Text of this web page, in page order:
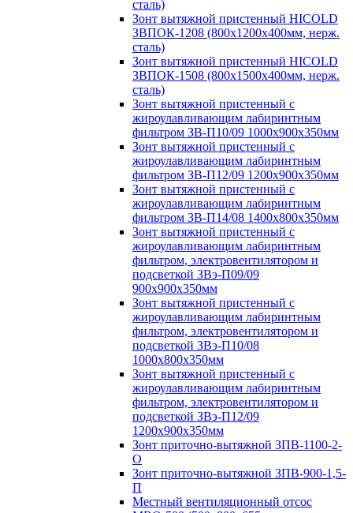
сталь)
Зонт вытяжной пристенный HICOLD
ЗВПОК-1208 (800х1200х400мм, нерж.
сталь)
Зонт вытяжной пристенный HICOLD
ЗВПОК-1508 (800х1500х400мм, нерж.
сталь)
Зонт вытяжной пристенный с
жироулавливающим лабиринтным
фильтром ЗВ-П10/09 1000х900х350мм
Зонт вытяжной пристенный с
жироулавливающим лабиринтным
фильтром ЗВ-П12/09 1200х900х350мм
Зонт вытяжной пристенный с
жироулавливающим лабиринтным
фильтром ЗВ-П14/08 1400х800х350мм
Зонт вытяжной пристенный с
жироулавливающим лабиринтным
фильтром, электровентилятором и
подсветкой ЗВэ-П09/09
900х900х350мм
Зонт вытяжной пристенный с
жироулавливающим лабиринтным
фильтром, электровентилятором и
подсветкой ЗВэ-П10/08
1000х800х350мм
Зонт вытяжной пристенный с
жироулавливающим лабиринтным
фильтром, электровентилятором и
подсветкой ЗВэ-П12/09
1200х900х350мм
Зонт приточно-вытяжной ЗПВ-1100-2-
О
Зонт приточно-вытяжной ЗПВ-900-1,5-
П
Местный вентиляционный отсос